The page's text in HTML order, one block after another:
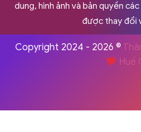
dung, hình ảnh và bản quyền
được thay đổi
Copyright 2024 - 2026 ©
Huế